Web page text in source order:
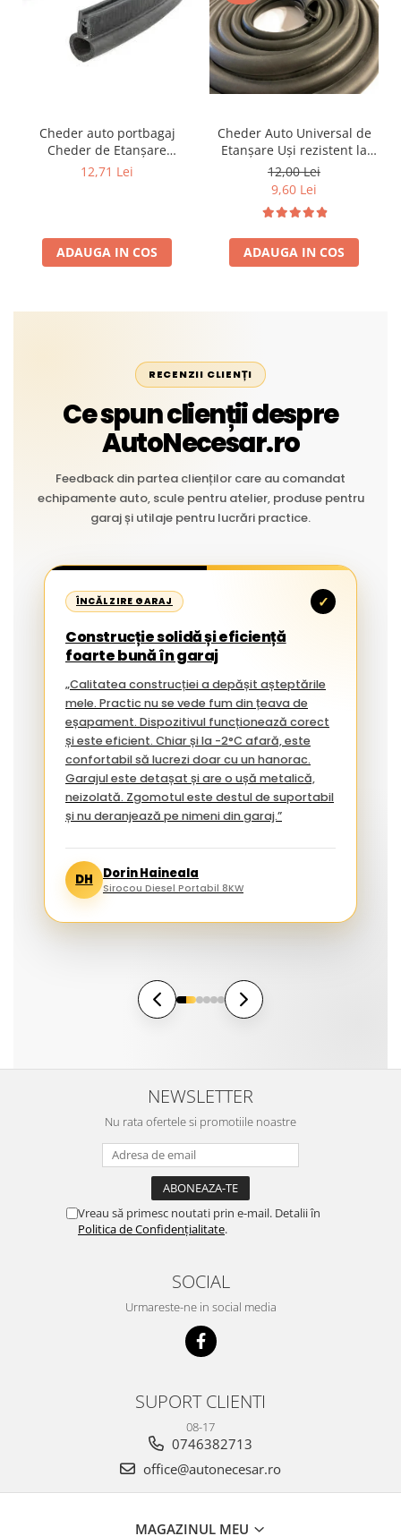
Cheder auto portbagaj
Cheder de Etanșare
Profesional din Cauciuc -
Liniar
12,71 Lei
ADAUGA IN COS
Cheder Auto Universal de
Etanșare Uși rezistent la
intemperii, raze UV,
îmbătrânire și temperaturi
extreme
12,00 Lei
9,60 Lei
ADAUGA IN COS
RECENZII CLIENȚI
Ce spun clienții despre
AutoNecesar.ro
Feedback din partea clienților care au comandat
echipamente auto, scule pentru atelier, produse pentru
garaj și utilaje pentru lucrări practice.
ÎNCĂLZIRE GARAJ ✓
Construcție solidă și eficiență
foarte bună în garaj
„Calitatea construcției a depășit așteptările
mele. Practic nu se vede fum din țeava de
eșapament. Dispozitivul funcționează corect
și este eficient. Chiar și la -2°C afară, este
confortabil să lucrezi doar cu un hanorac.
Garajul este detașat și are o ușă metalică,
neizolată. Zgomotul este destul de suportabil
și nu deranjează pe nimeni din garaj.”
DH Dorin Haineala
Sirocou Diesel Portabil 8KW
NEWSLETTER
Nu rata ofertele si promotiile noastre
Vreau să primesc noutati prin e-mail. Detalii în
Politica de Confidențialitate.
SOCIAL
Urmareste-ne in social media
SUPORT CLIENTI
08-17
0746382713
office@autonecesar.ro
MAGAZINUL MEU